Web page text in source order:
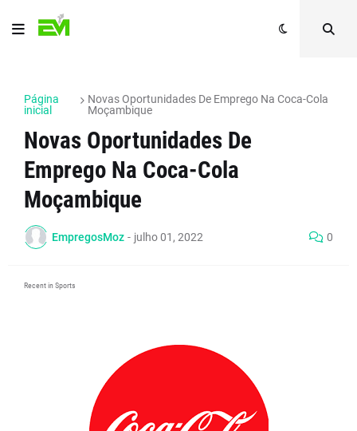
Página
inicial
Novas Oportunidades De Emprego Na Coca-Cola
Moçambique
Novas Oportunidades De
Emprego Na Coca-Cola
Moçambique
EmpregosMoz - julho 01, 2022 0
Recent in Sports